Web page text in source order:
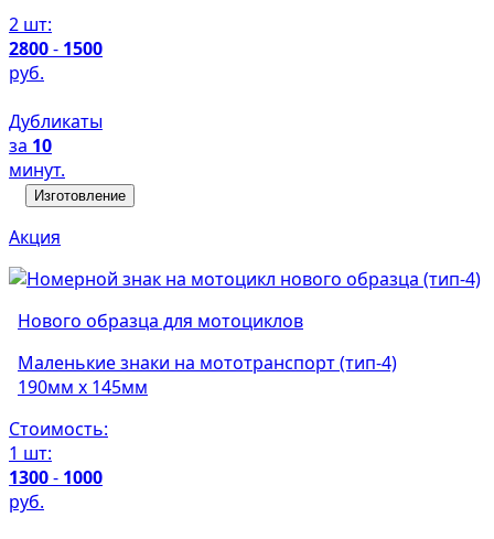
2 шт:
2800- 1500
руб.
Дубликаты
за 10
минут.
Изготовление
Акция
Нового образца для мотоциклов
Маленькие знаки на мототранспорт (тип-4)
190мм х 145мм
Стоимость:
1 шт:
1300- 1000
руб.